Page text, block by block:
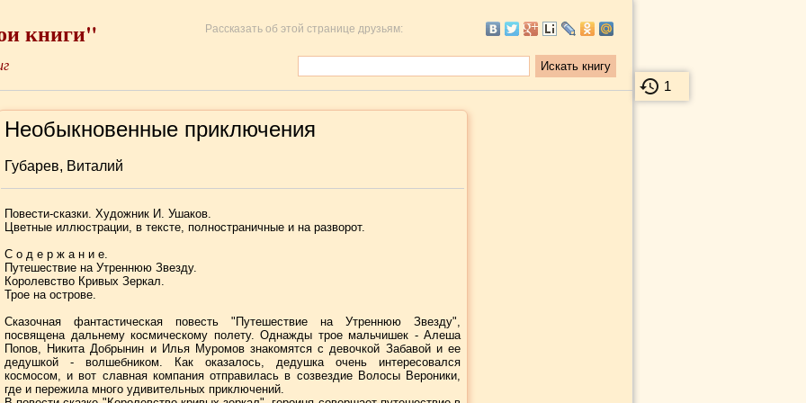
1
книги" Рассказать об этой странице друзьям:
Необыкновенные приключения
Губарев, Виталий
Повести-сказки. Художник И. Ушаков.
Цветные иллюстрации, в тексте, полностраничные и на разворот.
С о д е р ж а н и е.
Путешествие на Утреннюю Звезду.
Королевство Кривых Зеркал.
Трое на острове.
Сказочная фантастическая повесть "Путешествие на Утреннюю Звезду",
посвящена дальнему космическому полету. Однажды трое мальчишек - Алеша
Попов, Никита Добрынин и Илья Муромов знакомятся с девочкой Забавой и ее
дедушкой - волшебником. Как оказалось, дедушка очень интересовался
космосом, и вот славная компания отправилась в созвездие Волосы Вероники,
где и пережила много удивительных приключений.